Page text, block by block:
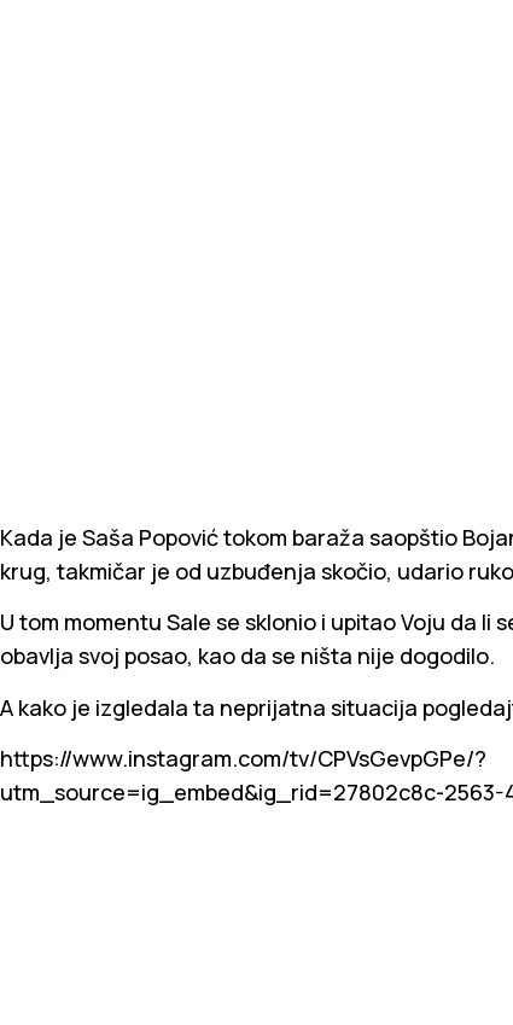
Kada je Saša Popović tokom baraža saopštio
krug, takmičar je od uzbuđenja skočio, udario
U tom momentu Sale se sklonio i upitao Voju da li
obavlja svoj posao, kao da se ništa nije dogodilo.
A kako je izgledala ta neprijatna situacija
https://www.instagram.com/tv/CPVsGevpGPe/?
utm_source=ig_embed&ig_rid=27802c8c-